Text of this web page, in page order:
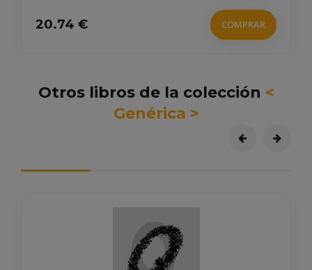
20.74 € COMPRAR
Otros libros de la colección <
Genérica >